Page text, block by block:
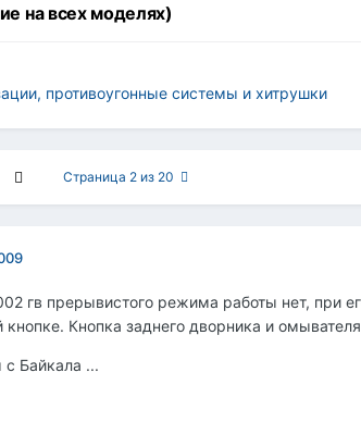
на всех моделях)
противоугонные системы и хитрушки
Страница 2 из 20
гв прерывистого режима работы нет, при
Кнопка заднего дворника и
Байкала ...